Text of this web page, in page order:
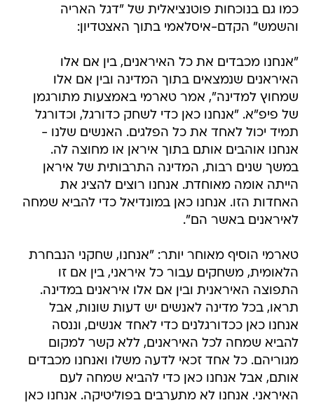
כמו גם בנוכחות פוטנציאלית של "דגל האריה
והשמש" הקדם-איסלאמי בתוך האצטדיון:
"אנחנו מכבדים את כל האיראנים, בין אם אלו
האיראנים שנמצאים בתוך המדינה ובין אם אלו
שמחוץ למדינה", אמר טארמי באמצעות מתורגמן
של פיפ"א. "אנחנו כאן כדי לשחק כדורגל, וכדורגל
תמיד יכול לאחד את כל הפלגים. האנשים שלנו -
אנחנו אוהבים אותם בתוך איראן או מחוצה לה.
במשך שנים רבות, המדינה התרבותית של איראן
הייתה אומה מאוחדת. אנחנו רוצים להציג את
האחדות הזו. אנחנו כאן במונדיאל כדי להביא שמחה
לאיראנים באשר הם".
טארמי הוסיף מאוחר יותר: "אנחנו, שחקני הנבחרת
הלאומית, משחקים עבור כל איראני, בין אם זו
התפוצה האיראנית ובין אם אלו איראנים במדינה.
תראו, בכל מדינה לאנשים יש דעות שונות, אבל
אנחנו כאן ככדורגלנים כדי לאחד אנשים, וננסה
להביא שמחה לכל האיראנים, ללא קשר למקום
מגוריהם. כל אחד זכאי לדעה משלו ואנחנו מכבדים
אותם, אבל אנחנו כאן כדי להביא שמחה לעם
האיראני. אנחנו לא מתערבים בפוליטיקה. אנחנו כאן